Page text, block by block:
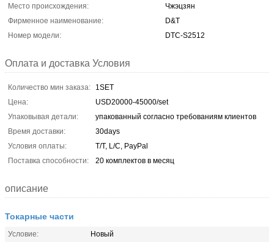
Место происхождения:
Чжэцзян
Фирменное наименование:
D&T
Номер модели:
DTC-S2512
Оплата и доставка Условия
Количество мин заказа:
1SET
Цена:
USD20000-45000/set
Упаковывая детали:
упакованный согласно требованиям клиентов
Время доставки:
30days
Условия оплаты:
T/T, L/C, PayPal
Поставка способности:
20 комплектов в месяц
описание
Токарные части
Условие:
Новый